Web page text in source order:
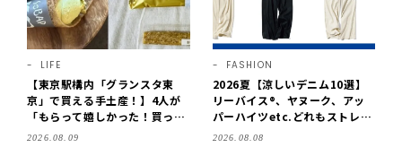
LIFE
【東京駅構内「グランスタ東
京」で買える手土産！】4人が
「もらって嬉しかった！買って
よかった」スイーツを拝見♪G
2026.08.09
FASHION
2026夏【涼しいデニム10選】
リーバイス®、ヤヌーク、アッ
パーハイツetc.どれもストレス
フリーなはき心地！
2026.08.08